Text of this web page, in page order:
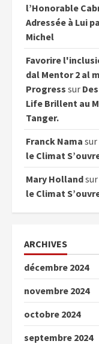
l’Honorable
Adressée à Lui
Michel
Favorire
dal Mentor 2 al
Progress sur
Life Brillent au
Tanger.
Franck Nama sur
le Climat
Mary Hollandsur
le Climat
ARCHIVES
décembre 2024
novembre 2024
octobre 2024
septembre 2024